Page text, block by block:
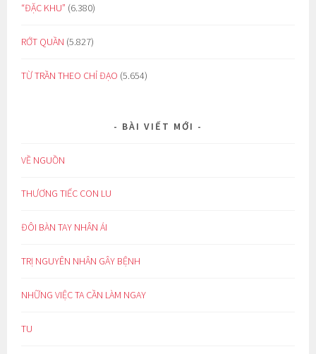
“ĐẶC KHU” (6.380)
RỚT QUẦN (5.827)
TỪ TRẦN THEO CHỈ ĐẠO (5.654)
BÀI VIẾT MỚI
VỀ NGUỒN
THƯƠNG TIẾC CON LU
ĐÔI BÀN TAY NHÂN ÁI
TRỊ NGUYÊN NHÂN GÂY BỆNH
NHỮNG VIỆC TA CẦN LÀM NGAY
TU